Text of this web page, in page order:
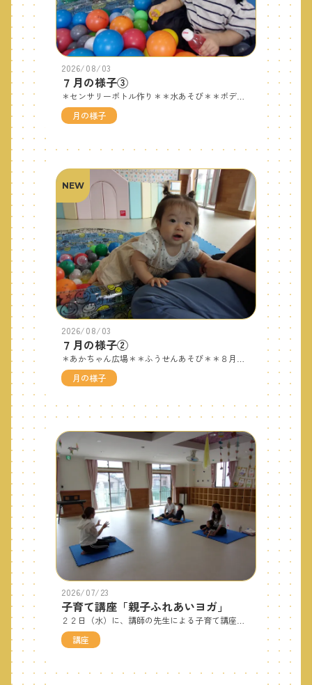
2026/08/03
７月の様子③
月の様子
NEW
2026/08/03
７月の様子②
月の様子
2026/07/23
子育て講座「親子ふれあいヨガ」
講座